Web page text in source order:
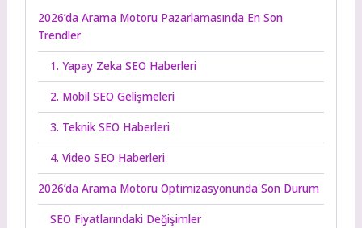
2026’da Arama Motoru Pazarlamasında En Son
Trendler
1. Yapay Zeka SEO Haberleri
2. Mobil SEO Gelişmeleri
3. Teknik SEO Haberleri
4. Video SEO Haberleri
2026’da Arama Motoru Optimizasyonunda Son Durum
SEO Fiyatlarındaki Değişimler